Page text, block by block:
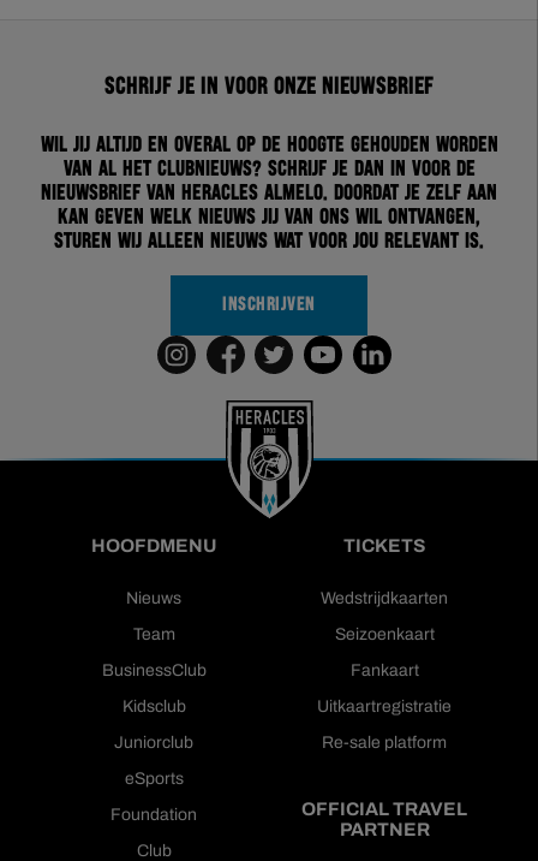
Schrijf je in voor onze nieuwsbrief
Wil jij altijd en overal op de hoogte gehouden worden
van al het clubnieuws? Schrijf je dan in voor de
nieuwsbrief van Heracles Almelo. Doordat je zelf aan
kan geven welk nieuws jij van ons wil ontvangen,
sturen wij alleen nieuws wat voor jou relevant is.
INSCHRIJVEN
HOOFDMENU
Nieuws
Team
BusinessClub
Kidsclub
Juniorclub
eSports
Foundation
Club
TICKETS
Wedstrijdkaarten
Seizoenkaart
Fankaart
Uitkaartregistratie
Re-sale platform
OFFICIAL TRAVEL
PARTNER